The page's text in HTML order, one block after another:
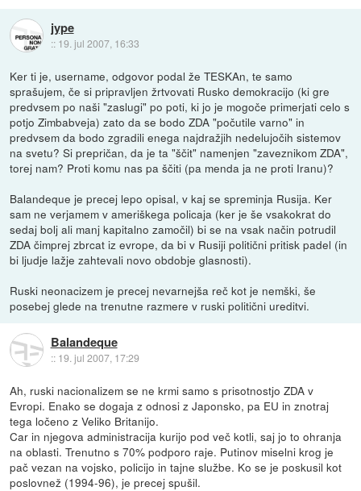
jype
:: 19. jul 2007, 16:33
Ker ti je, username, odgovor podal že TESKAn, te samo
sprašujem, če si pripravljen žrtvovati Rusko demokracijo (ki gre
predvsem po naši "zaslugi" po poti, ki jo je mogoče primerjati celo s
potjo Zimbabveja) zato da se bodo ZDA "počutile varno" in
predvsem da bodo zgradili enega najdražjih nedelujočih sistemov
na svetu? Si prepričan, da je ta "ščit" namenjen "zaveznikom ZDA",
torej nam? Proti komu nas pa ščiti (pa menda ja ne proti Iranu)?
Balandeque je precej lepo opisal, v kaj se spreminja Rusija. Ker
sam ne verjamem v ameriškega policaja (ker je še vsakokrat do
sedaj bolj ali manj kapitalno zamočil) bi se na vsak način potrudil
ZDA čimprej zbrcat iz evrope, da bi v Rusiji politični pritisk padel (in
bi ljudje lažje zahtevali novo obdobje glasnosti).
Ruski neonacizem je precej nevarnejša reč kot je nemški, še
posebej glede na trenutne razmere v ruski politični ureditvi.
Balandeque
:: 19. jul 2007, 17:29
Ah, ruski nacionalizem se ne krmi samo s prisotnostjo ZDA v
Evropi. Enako se dogaja z odnosi z Japonsko, pa EU in znotraj
tega ločeno z Veliko Britanijo.
Car in njegova administracija kurijo pod več kotli, saj jo to ohranja
na oblasti. Trenutno s 70% podporo raje. Putinov miselni krog je
pač vezan na vojsko, policijo in tajne službe. Ko se je poskusil kot
poslovnež (1994-96), je precej spušil.